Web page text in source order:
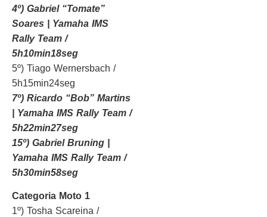
4º) Gabriel “Tomate”
Soares | Yamaha IMS
Rally Team /
5h10min18seg
5º) Tiago Wernersbach /
5h15min24seg
7º) Ricardo “Bob” Martins
| Yamaha IMS Rally Team /
5h22min27seg
15º) Gabriel Bruning |
Yamaha IMS Rally Team /
5h30min58seg
Categoria Moto 1
1º) Tosha Scareina /